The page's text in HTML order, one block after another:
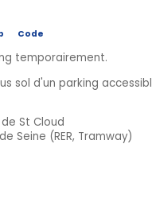
Code
temporairement.
sol d'un parking
St Cloud
Seine (RER, Tramway)